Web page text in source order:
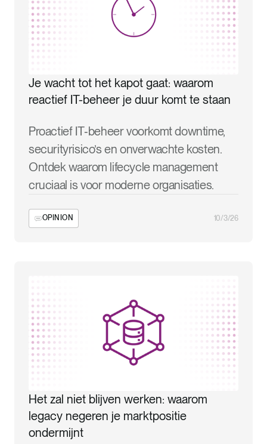
Je wacht tot het kapot gaat: waarom
reactief IT-beheer je duur komt te staan
Proactief IT‑beheer voorkomt downtime,
securityrisico’s en onverwachte kosten.
Ontdek waarom lifecycle management
cruciaal is voor moderne organisaties.
OPINION 10/3/26
Het zal niet blijven werken: waarom
legacy negeren je marktpositie
ondermijnt